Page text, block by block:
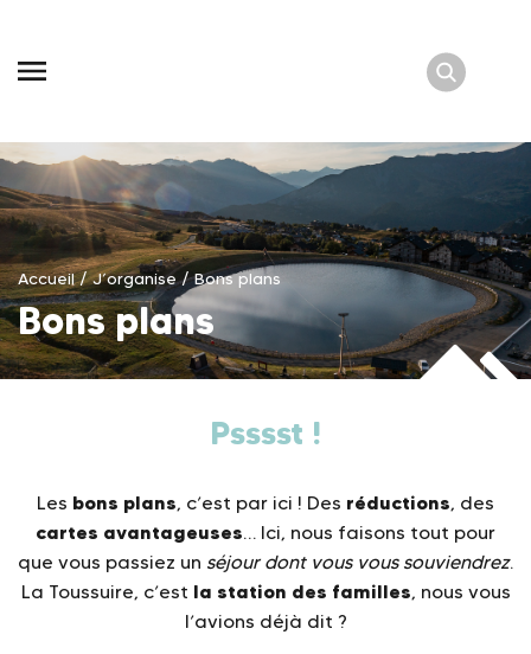
content
Accueil/J’organise/Bons plans
Bons plans
Psssst !
Les bons plans, c’est par ici ! Des réductions, des
cartes avantageuses… Ici, nous faisons tout pour
que vous passiez un séjour dont vous vous souviendrez.
La Toussuire, c’est la station des familles, nous vous
l’avions déjà dit ?